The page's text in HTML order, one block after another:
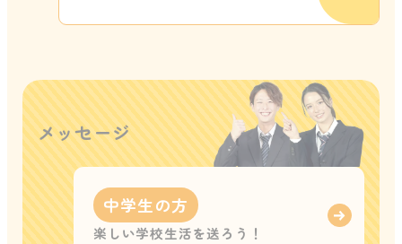
メッセージ
中学生の方
楽しい学校生活を送ろう！